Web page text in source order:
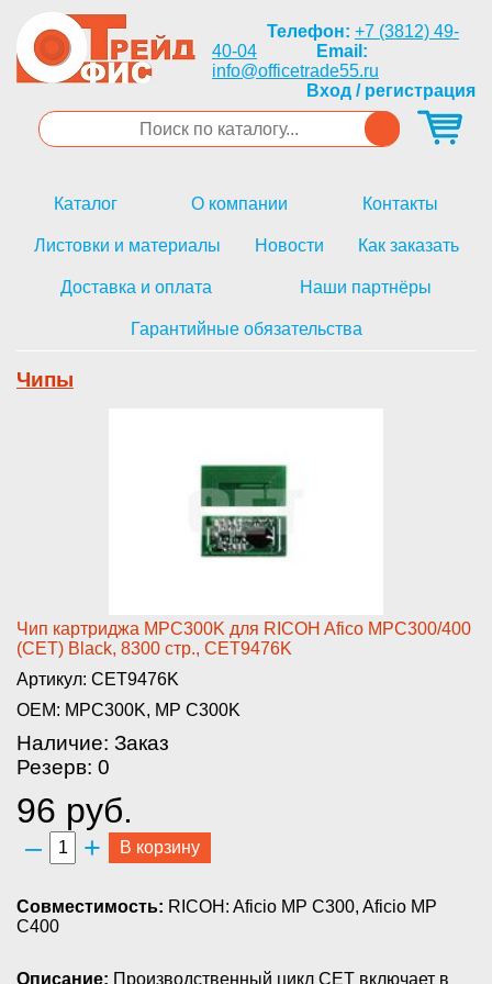
Телефон: +7 (3812) 49-
40-04
Email:
info@officetrade55.ru
Вход / регистрация
Каталог О компании Контакты
Листовки и материалы Новости Как заказать
Доставка и оплата Наши партнёры
Гарантийные обязательства
Чипы
Чип картриджа MPC300K­ для RICOH Afico MPC300/400
(C­ET) Black, 8300 стр., CET9476K­
Артикул: CET9476K
OEM: MPC300K, MP C300K
Наличие: Заказ
Резерв: 0
96 руб.
– + В корзину
Совместимость: RICOH: Aficio MP C300, Aficio MP
C400
Описание: Производственный цикл CET включает в